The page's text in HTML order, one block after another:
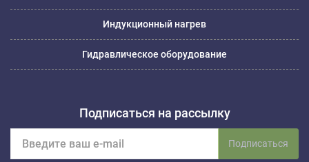
Индукционный нагрев
Гидравлическое оборудование
Подписаться на рассылку
Подписаться